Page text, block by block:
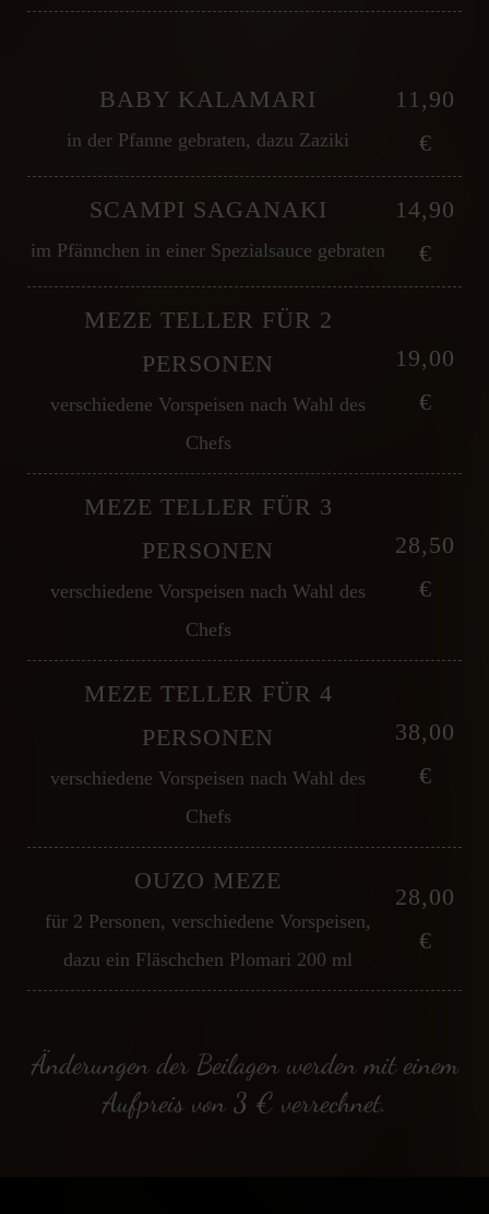
BABY KALAMARI
in der Pfanne gebraten, dazu Zaziki
11,90
€
SCAMPI SAGANAKI
im Pfännchen in einer Spezialsauce gebraten
14,90
€
MEZE TELLER FÜR 2
PERSONEN
verschiedene Vorspeisen nach Wahl des
Chefs
19,00
€
MEZE TELLER FÜR 3
PERSONEN
verschiedene Vorspeisen nach Wahl des
Chefs
28,50
€
MEZE TELLER FÜR 4
PERSONEN
verschiedene Vorspeisen nach Wahl des
Chefs
38,00
€
OUZO MEZE
für 2 Personen, verschiedene Vorspeisen,
dazu ein Fläschchen Plomari 200 ml
28,00
€
Änderungen der Beilagen werden mit einem
Aufpreis von 3 € verrechnet.